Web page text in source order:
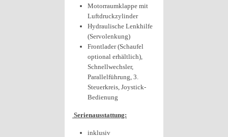
Motorraumklappe mit
Luftdruckzylinder
Hydraulische Lenkhilfe
(Servolenkung)
Frontlader (Schaufel
optional erhältlich),
Schnellwechsler,
Parallelführung, 3.
Steuerkreis, Joystick-
Bedienung
Serienausstattung:
inklusiv